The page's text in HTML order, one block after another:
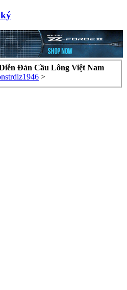
Đàn Cầu Lông Việt Nam
>